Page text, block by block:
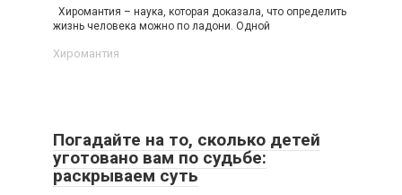
Хиромантия – наука, которая доказала, что определить
жизнь человека можно по ладони. Одной
Хиромантия
Погадайте на то, сколько детей
уготовано вам по судьбе:
раскрываем суть